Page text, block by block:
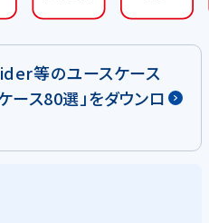
等のユースケース
ース80選」をダウンロ